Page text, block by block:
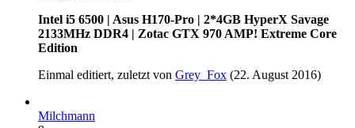
Intel i5 6500 | Asus H170-Pro | 2*4GB HyperX Savage
2133MHz DDR4 | Zotac GTX 970 AMP! Extreme Core
Edition
Einmal editiert, zuletzt von Grey_Fox (22. August 2016)
Milchmann